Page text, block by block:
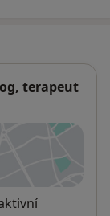
terapeut
záložce